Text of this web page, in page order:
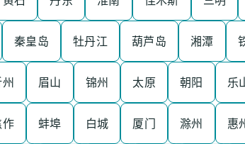
秦皇岛 牡丹江 葫芦岛 湘潭
眉山 锦州 太原 朝阳 乐
作 蚌埠 白城 厦门 滁州 惠